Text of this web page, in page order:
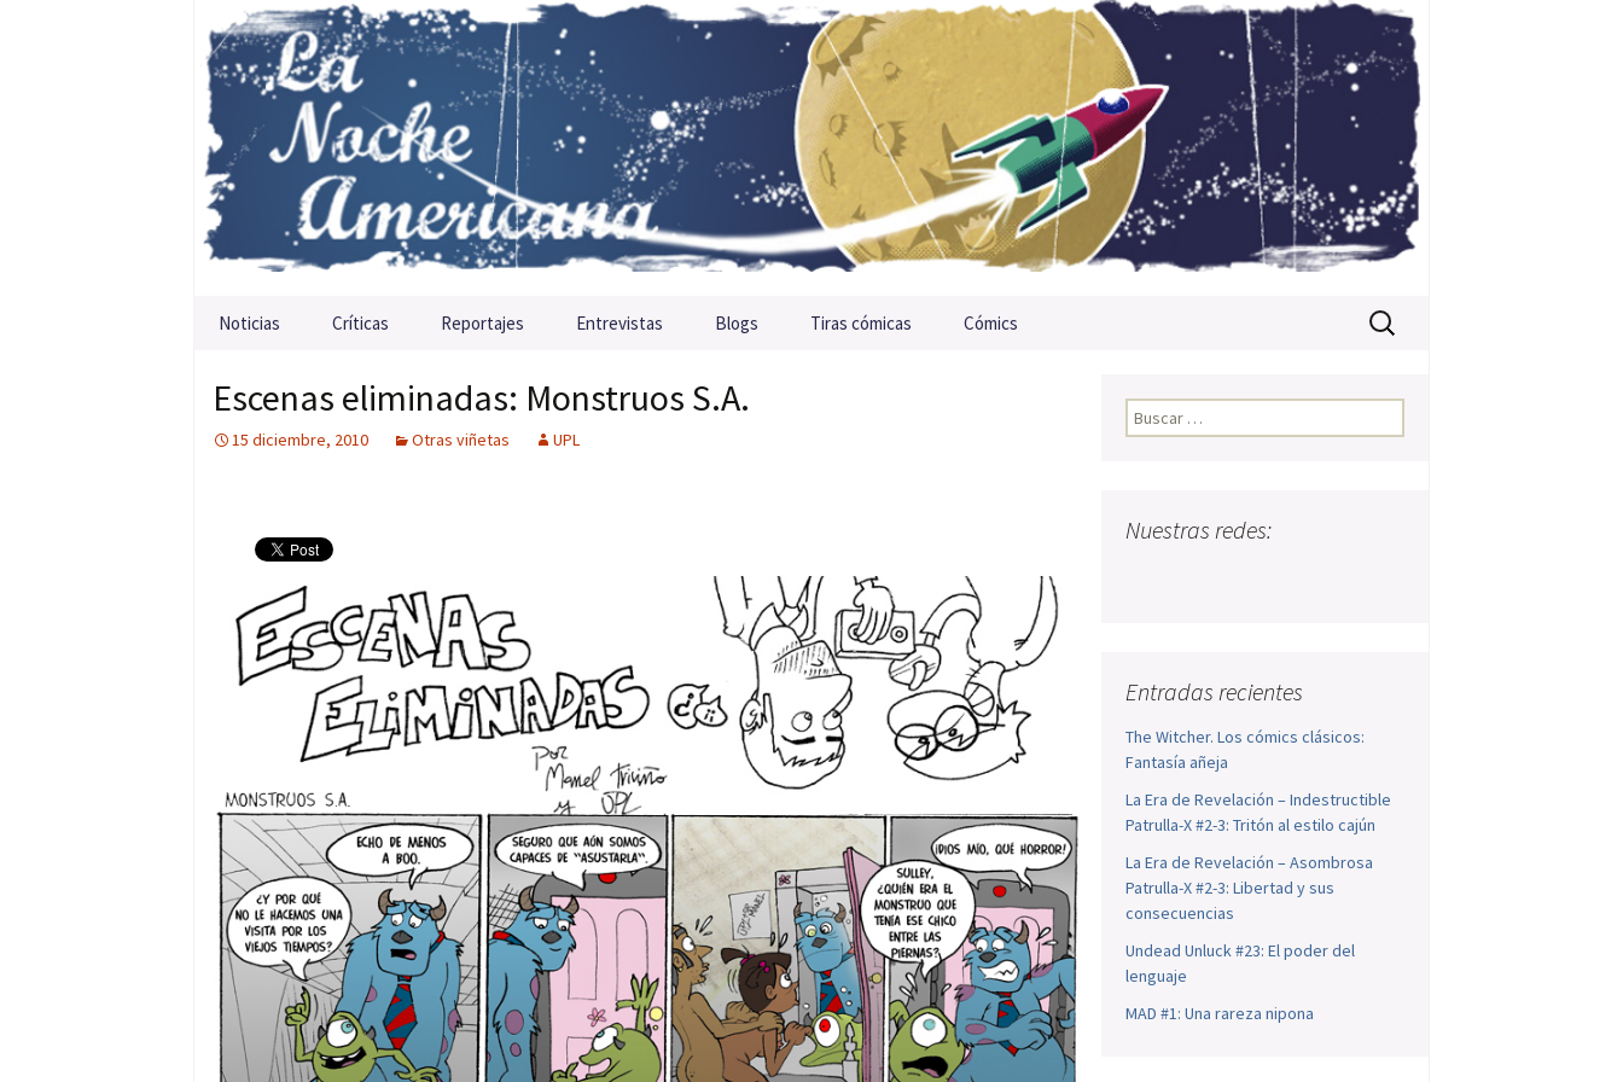
Saltar al contenido
Noticias Críticas Reportajes Entrevistas Blogs Tiras cómicas Cómics Buscar:
Escenas eliminadas: Monstruos S.A.
15 diciembre, 2010 Otras viñetas UPL
Buscar:
Nuestras redes:
Entradas recientes
The Witcher. Los cómics clásicos:
Fantasía añeja
La Era de Revelación – Indestructible
Patrulla-X #2-3: Tritón al estilo cajún
La Era de Revelación – Asombrosa
Patrulla-X #2-3: Libertad y sus
consecuencias
Undead Unluck #23: El poder del
lenguaje
MAD #1: Una rareza nipona